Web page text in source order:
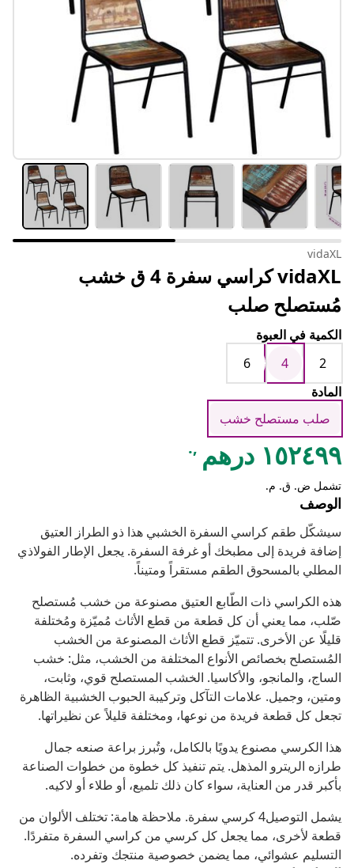
vidaXL
vidaXL كراسي سفرة 4 ق خشب
مُستصلح صلب
الكمية في العبوة
2
4
6
المادة
صلب مستصلح خشب
١٥٢٤٩٩ درهم ,.
تشمل ض. ق. م.
الوصف
سيشكّل طقم كراسي السفرة الخشبي هذا ذو الطراز العتيق
إضافة فريدة إلى مطبخك أو غرفة السفرة. يجعل الإطار الفولاذي
المطلي بالمسحوق الطقم مستقراً ومتيناً.
هذه الكراسي ذات الطّابع العتيق مصنوعة من خشب مُستصلح
صّلب، مما يعني أن كل قطعة من قطع الأثاث مُميّزة ومُختلفة
قليلًا عن الأخرى. تتميّز قطع الأثاث المصنوعة من الخشب
المُستصلح بخصائص الأنواع المختلفة من الخشب، مثل: خشب
الساج، والمانجو، والأكاسيا. الخشب المستصلح قوي، وثابت،
ومتين، وجميل. علامات التآكل وتركيبة الحبوب الخشبية الظاهرة
تجعل كل قطعة فريدة من نوعها، ومختلفة قليلاً عن نظيراتها.
هذا الكرسي مصنوع يدويًا بالكامل، وتُبرز براعة صنعه جمال
طرازه الريترو المذهل. يتم تنفيذ كل خطوة من خطوات الصناعة
بأكبر قدر من العناية، سواء كان ذلك تلميع، أو طلاء أو لاكيه.
يشمل التوصيل4 كرسي سفرة. ملاحظة هامة: تختلف الألوان من
قطعة لأخرى، مما يجعل كل كرسي من كراسي السفرة متفردًا.
التسليم عشوائي، مما يضمن خصوصية منتجك وتفرده.